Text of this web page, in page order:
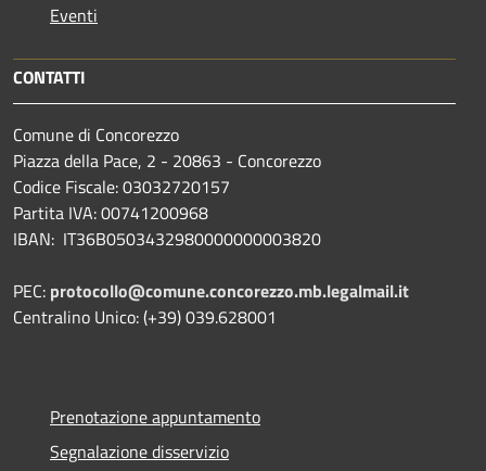
Eventi
CONTATTI
Comune di Concorezzo
Piazza della Pace, 2 - 20863 - Concorezzo
Codice Fiscale: 03032720157
Partita IVA: 00741200968
IBAN: IT36B0503432980000000003820
PEC: protocollo@comune.concorezzo.mb.legalmail.it
Centralino Unico: (+39) 039.628001
Prenotazione appuntamento
Segnalazione disservizio